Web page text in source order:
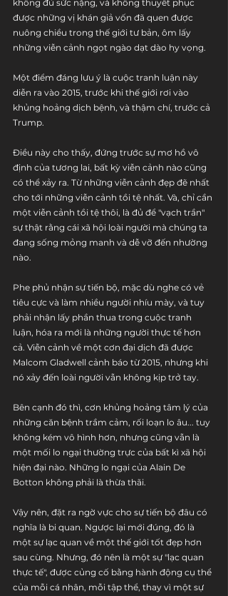
không đủ sức nặng, và không thuyết phục
được những vị khán giả vốn đã quen được
nuông chiều trong thế giới tư bản, ôm lấy
những viễn cảnh ngọt ngào dạt dào hy vọng.
Một điểm đáng lưu ý là cuộc tranh luận này
diễn ra vào 2015, trước khi thế giới rơi vào
khủng hoảng dịch bệnh, và thậm chí, trước cả
Trump.
Điều này cho thấy, đứng trước sự mơ hồ vô
định của tương lai, bất kỳ viễn cảnh nào cũng
có thể xảy ra. Từ những viễn cảnh đẹp đẽ nhất
cho tới những viễn cảnh tồi tệ nhất. Và, chỉ cần
một viễn cảnh tồi tệ thôi, là đủ để "vạch trần"
sự thật rằng cái xã hội loài người mà chúng ta
đang sống mỏng manh và dễ vỡ đến nhường
nào.
Phe phủ nhận sự tiến bộ, mặc dù nghe có vẻ
tiêu cực và làm nhiều người nhíu mày, và tuy
phải nhận lấy phần thua trong cuộc tranh
luận, hóa ra mới là những người thực tế hơn
cả. Viễn cảnh về một cơn đại dịch đã được
Malcom Gladwell cảnh báo từ 2015, nhưng khi
nó xảy đến loài người vẫn không kịp trở tay.
Bên cạnh đó thì, cơn khủng hoảng tâm lý của
những căn bệnh trầm cảm, rối loạn lo âu... tuy
không kém vô hình hơn, nhưng cũng vẫn là
một mối lo ngại thường trực của bất kì xã hội
hiện đại nào. Những lo ngại của Alain De
Botton không phải là thừa thãi.
Vậy nên, đặt ra ngờ vực cho sự tiến bộ đâu có
nghĩa là bi quan. Ngược lại mới đúng, đó là
một sự lạc quan về một thế giới tốt đẹp hơn
sau cùng. Nhưng, đó nên là một sự "lạc quan
thực tế", được củng cố bằng hành động cụ thể
của mỗi cá nhân, mỗi tập thể, thay vì một sự